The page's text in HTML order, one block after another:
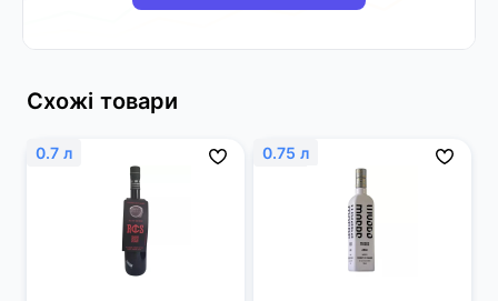
Схожі товари
0.7 л 0.75 л